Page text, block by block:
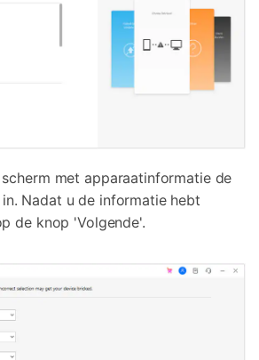
met apparaatinformatie de
Nadat u de informatie hebt
de knop 'Volgende'.